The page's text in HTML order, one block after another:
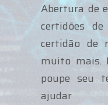
Abertura de
certidões
certidão de
muito mais.
poupe seu
ajudar